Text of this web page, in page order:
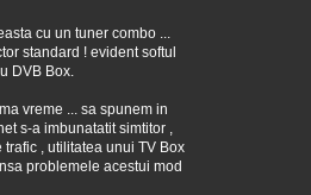
cu un tuner combo ...
standard ! evident softul
DVB Box.
vreme ... sa spunem in
s-a imbunatatit simtitor ,
, utilitatea unui TV Box
problemele acestui mod